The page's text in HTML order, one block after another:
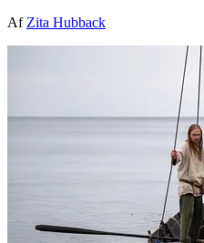
Af Zita Hubback